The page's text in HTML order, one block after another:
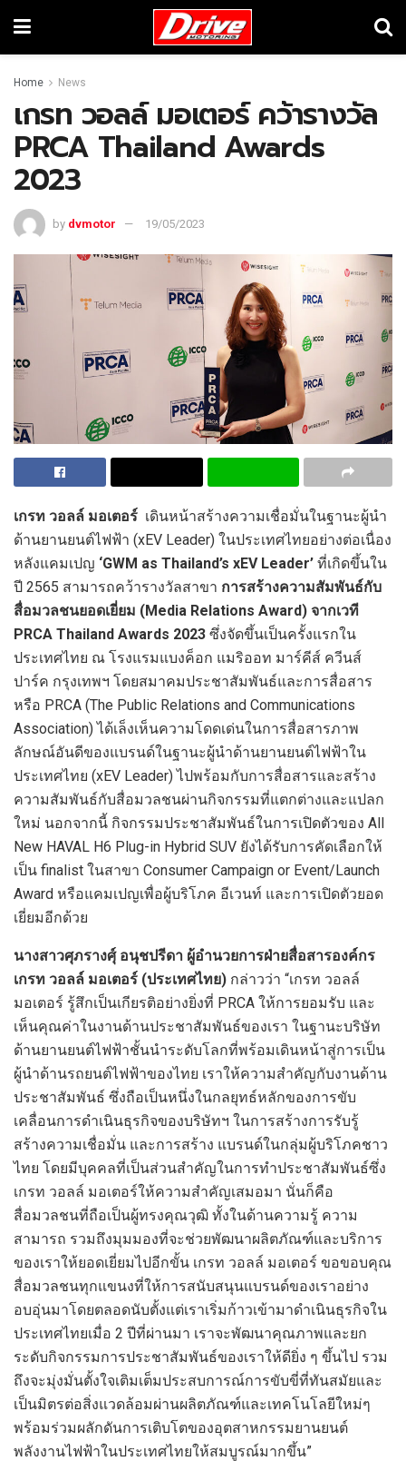
Home News
เกรท วอลล์ มอเตอร์ คว้ารางวัล
PRCA Thailand Awards
2023
by dvmotor 19/05/2023
เกรท วอลล์ มอเตอร์ เดินหน้าสร้างความเชื่อมั่นในฐานะผู้นำ
ด้านยานยนต์ไฟฟ้า (xEV Leader) ในประเทศไทยอย่างต่อเนื่อง
หลังแคมเปญ ‘GWM as Thailand’s xEV Leader’ ที่เกิดขึ้นใน
ปี 2565 สามารถคว้ารางวัลสาขา การสร้างความสัมพันธ์กับ
สื่อมวลชนยอดเยี่ยม (Media Relations Award) จากเวที
PRCA Thailand Awards 2023 ซึ่งจัดขึ้นเป็นครั้งแรกใน
ประเทศไทย ณ โรงแรมแบงค็อก แมริออท มาร์คีส์ ควีนส์
ปาร์ค กรุงเทพฯ โดยสมาคมประชาสัมพันธ์และการสื่อสาร
หรือ PRCA (The Public Relations and Communications
Association) ได้เล็งเห็นความโดดเด่นในการสื่อสารภาพ
ลักษณ์อันดีของแบรนด์ในฐานะผู้นำด้านยานยนต์ไฟฟ้าใน
ประเทศไทย (xEV Leader) ไปพร้อมกับการสื่อสารและสร้าง
ความสัมพันธ์กับสื่อมวลชนผ่านกิจกรรมที่แตกต่างและแปลก
ใหม่ นอกจากนี้ กิจกรรมประชาสัมพันธ์ในการเปิดตัวของ All
New HAVAL H6 Plug-in Hybrid SUV ยังได้รับการคัดเลือกให้
เป็น finalist ในสาขา Consumer Campaign or Event/Launch
Award หรือแคมเปญเพื่อผู้บริโภค อีเวนท์ และการเปิดตัวยอด
เยี่ยมอีกด้วย
นางสาวศุภรางศุ์ อนุชปรีดา ผู้อำนวยการฝ่ายสื่อสารองค์กร
เกรท วอลล์ มอเตอร์ (ประเทศไทย) กล่าวว่า “เกรท วอลล์
มอเตอร์ รู้สึกเป็นเกียรติอย่างยิ่งที่ PRCA ให้การยอมรับ และ
เห็นคุณค่าในงานด้านประชาสัมพันธ์ของเรา ในฐานะบริษัท
ด้านยานยนต์ไฟฟ้าชั้นนำระดับโลกที่พร้อมเดินหน้าสู่การเป็น
ผู้นำด้านรถยนต์ไฟฟ้าของไทย เราให้ความสำคัญกับงานด้าน
ประชาสัมพันธ์ ซึ่งถือเป็นหนึ่งในกลยุทธ์หลักของการขับ
เคลื่อนการดำเนินธุรกิจของบริษัทฯ ในการสร้างการรับรู้
สร้างความเชื่อมั่น และการสร้าง แบรนด์ในกลุ่มผู้บริโภคชาว
ไทย โดยมีบุคคลที่เป็นส่วนสำคัญในการทำประชาสัมพันธ์ซึ่ง
เกรท วอลล์ มอเตอร์ให้ความสำคัญเสมอมา นั่นก็คือ
สื่อมวลชนที่ถือเป็นผู้ทรงคุณวุฒิ ทั้งในด้านความรู้ ความ
สามารถ รวมถึงมุมมองที่จะช่วยพัฒนาผลิตภัณฑ์และบริการ
ของเราให้ยอดเยี่ยมไปอีกขั้น เกรท วอลล์ มอเตอร์ ขอขอบคุณ
สื่อมวลชนทุกแขนงที่ให้การสนับสนุนแบรนด์ของเราอย่าง
อบอุ่นมาโดยตลอดนับตั้งแต่เราเริ่มก้าวเข้ามาดำเนินธุรกิจใน
ประเทศไทยเมื่อ 2 ปีที่ผ่านมา เราจะพัฒนาคุณภาพและยก
ระดับกิจกรรมการประชาสัมพันธ์ของเราให้ดียิ่ง ๆ ขึ้นไป รวม
ถึงจะมุ่งมั่นตั้งใจเติมเต็มประสบการณ์การขับขี่ที่ทันสมัยและ
เป็นมิตรต่อสิ่งแวดล้อมผ่านผลิตภัณฑ์และเทคโนโลยีใหม่ๆ
พร้อมร่วมผลักดันการเติบโตของอุตสาหกรรมยานยนต์
พลังงานไฟฟ้าในประเทศไทยให้สมบูรณ์มากขึ้น”